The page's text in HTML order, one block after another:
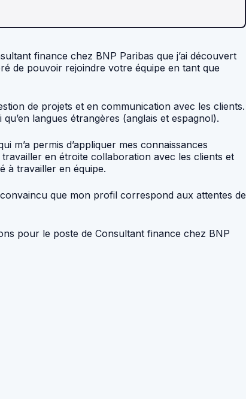
finance chez BNP Paribas que j’ai découvert
de pouvoir rejoindre votre équipe en tant que
de projets et en communication avec les clients.
langues étrangères (anglais et espagnol).
m’a permis d’appliquer mes connaissances
en étroite collaboration avec les clients et
à travailler en équipe.
que mon profil correspond aux attentes de
pour le poste de Consultant finance chez BNP